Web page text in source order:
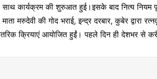
कार्यक्रम की शुरुआत हुई।इसके बाद नित्य नियम
मरुदेवी की गोद भराई, इन्द्र दरबार, कुबेर द्वारा
क्रियाएं आयोजित हुईं। पहले दिन ही देशभर से